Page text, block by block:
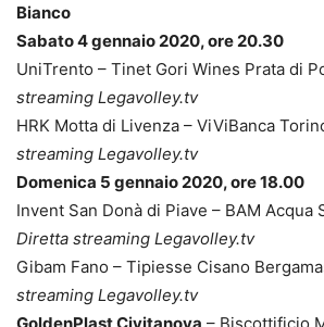
Bianco
Sabato 4 gennaio 2020, ore 20.30
UniTrento – Tinet Gori Wines Prata di
streaming Legavolley.tv
HRK Motta di Livenza – ViViBanca
streaming Legavolley.tv
Domenica 5 gennaio 2020, ore 18.00
Invent San Donà di Piave – BAM Acqua
Diretta streaming Legavolley.tv
Gibam Fano – Tipiesse Cisano
streaming Legavolley.tv